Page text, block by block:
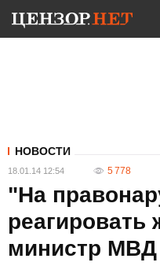
НОВОСТИ
18.01.14 12:54 5 778
"На
реагировать
министр МВД